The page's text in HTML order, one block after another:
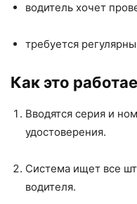
водитель хочет
требуется
Как это
Вводятся серия и
удостоверения.
Система ищет все
водителя.